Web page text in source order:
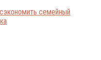
семейный